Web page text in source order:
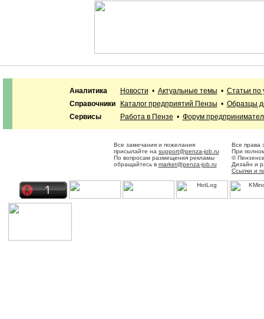
Аналитика Новости • Актуальные темы • Статьи по
Справочники
Каталог предприятий Пензы • Образцы
Сервисы
Работа в Пензе • Форум
Все замечания и пожелания
присылайте на support@penza-job.ru
По вопросам размещения рекламы
обращайтесь в market@penza-job.ru
Все права
При
©
Дизайн и
Ссылки и